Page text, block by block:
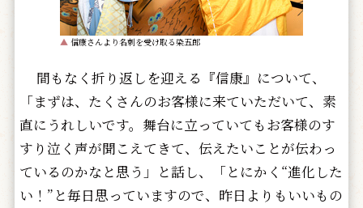
▲ 信康さんより名刺を受け取る染五郎
間もなく折り返しを迎える『信康』について、
「まずは、たくさんのお客様に来ていただいて、素
直にうれしいです。舞台に立っていてもお客様のす
すり泣く声が聞こえてきて、伝えたいことが伝わっ
ているのかなと思う」と話し、「とにかく“進化した
い！”と毎日思っていますので、昨日よりもいいもの